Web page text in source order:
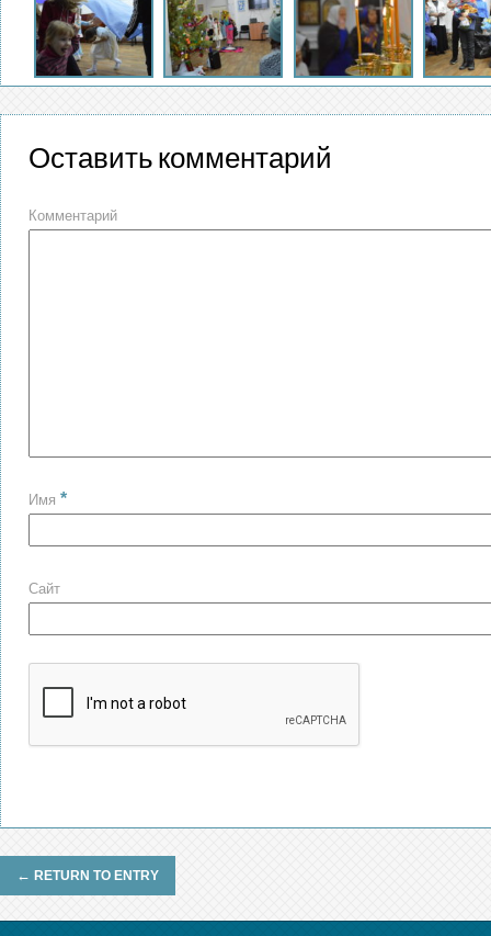
Оставить комментарий
Комментарий
Имя *
Сайт
← RETURN TO ENTRY